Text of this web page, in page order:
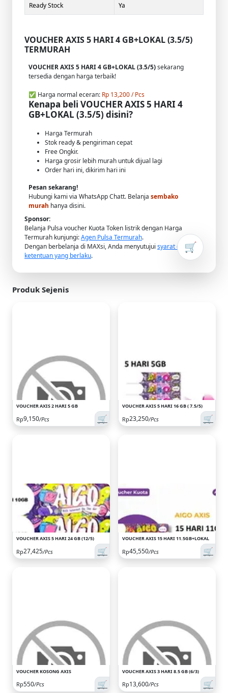
Ready Stock Ya
VOUCHER AXIS 5 HARI 4 GB+LOKAL (3.5/5)
TERMURAH
VOUCHER AXIS 5 HARI 4 GB+LOKAL (3.5/5)sekarang
tersedia dengan harga terbaik!
✅ Harga normal eceran: Rp 13,200 / Pcs
Kenapa beli VOUCHER AXIS 5 HARI 4
GB+LOKAL (3.5/5) disini?
Harga Termurah
Stok ready & pengiriman cepat
Free Ongkir.
Harga grosir lebih murah untuk dijual lagi
Order hari ini, dikirim hari ini
Pesan sekarang!
Hubungi kami via WhatsApp Chatt. Belanja sembako
murah hanya disini.
🛒
Sponsor:
Belanja Pulsa voucher Kuota Token listrik dengan Harga
Termurah kunjungi:Agen Pulsa Termurah.
Dengan berbelanja di MAXsi, Anda menyutujui syarat dan
ketentuan yang berlaku.
Produk Sejenis
VOUCHER AXIS 2 HARI 5 GB
Rp9,150/Pcs 🛒
VOUCHER AXIS 5 HARI 16 GB ( 7.5/5)
Rp23,250/Pcs 🛒
VOUCHER AXIS 5 HARI 24 GB (12/5)
Rp27,425/Pcs 🛒
VOUCHER AXIS 15 HARI 11.5GB+LOKAL
Rp45,550/Pcs 🛒
VOUCHER KOSONG AXIS
Rp550/Pcs 🛒
VOUCHER AXIS 3 HARI 8.5 GB (6/3)
Rp13,600/Pcs 🛒